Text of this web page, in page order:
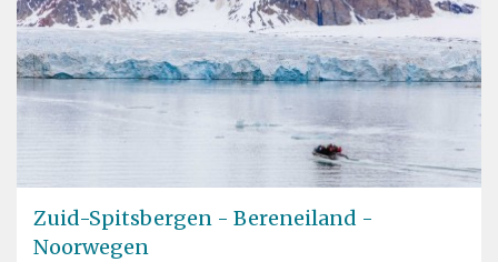
Zuid-Spitsbergen - Bereneiland -
Noorwegen